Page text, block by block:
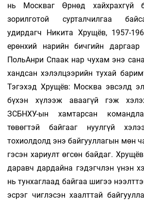
нь Москваг Өрнөд хайхрахгүй
зорилготой сурталчилгаа
удирдагч Никита Хрущёв, 1957-
ерөнхий нарийн бичгийн
ПольАнри Спаак нар чухам энэ
хандсан хэлэлцээрийн тухай
Тэгэхэд Хрущёв: Москва эвсэлд
бүхэн хүлээж аваагүй гэж
ЗСБНХУ-ын хамтарсан
төвөгтэй байгааг нуул­гүй
тохиолдолд энэ байгууллагын мөн
гэсэн хариулт өгсөн байдаг.
даравч дардайна гэдэгчлэн үнэн
нь тунхаглаад байгаа шигээ
эсрэг чиглэсэн хаалттай